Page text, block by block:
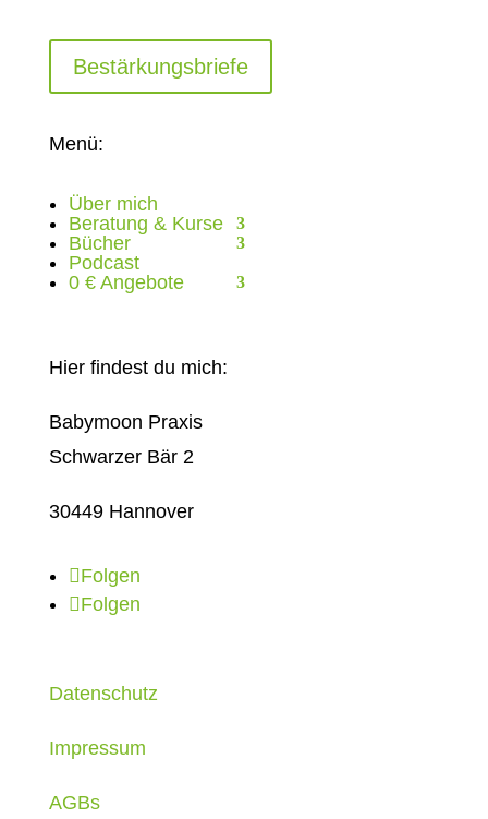
Bestärkungsbriefe
Menü:
Über mich
Beratung & Kurse
Bücher
Podcast
0 € Angebote
Hier findest du mich:
Babymoon Praxis
Schwarzer Bär 2
30449 Hannover
Folgen
Folgen
Datenschutz
Impressum
AGBs